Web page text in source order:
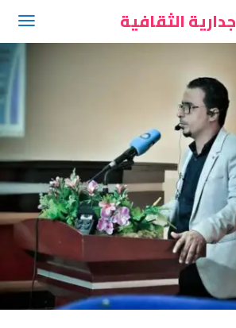
جدارية الثقافية